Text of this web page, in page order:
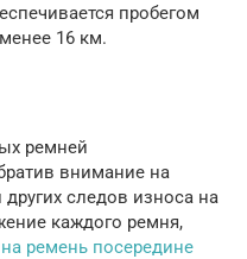
пробегом
16 км.
ремней
внимание на
следов износа на
каждого ремня,
на ремень посередине